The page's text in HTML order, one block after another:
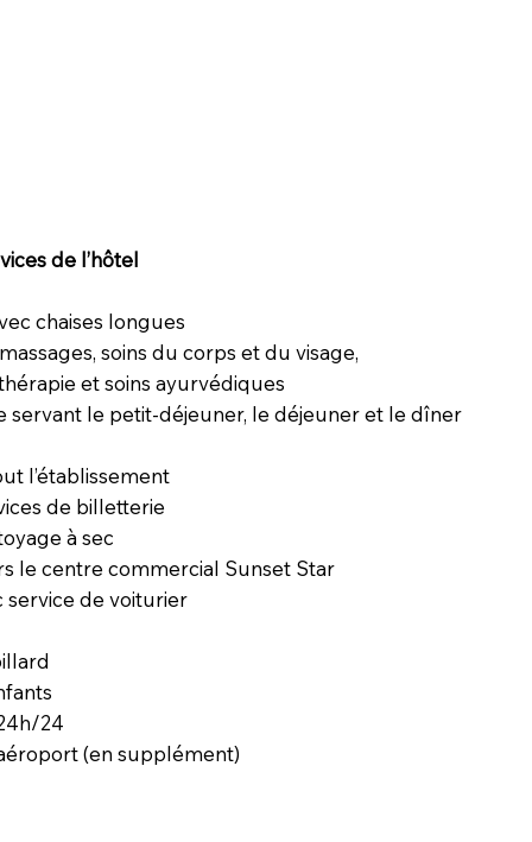
de l’hôtel
chaises longues
soins du corps et du visage,
et soins ayurvédiques
servant le petit-déjeuner, le déjeuner et le dîner
l’établissement
de billetterie
à sec
le centre commercial Sunset Star
service de voiturier
24
(en supplément)